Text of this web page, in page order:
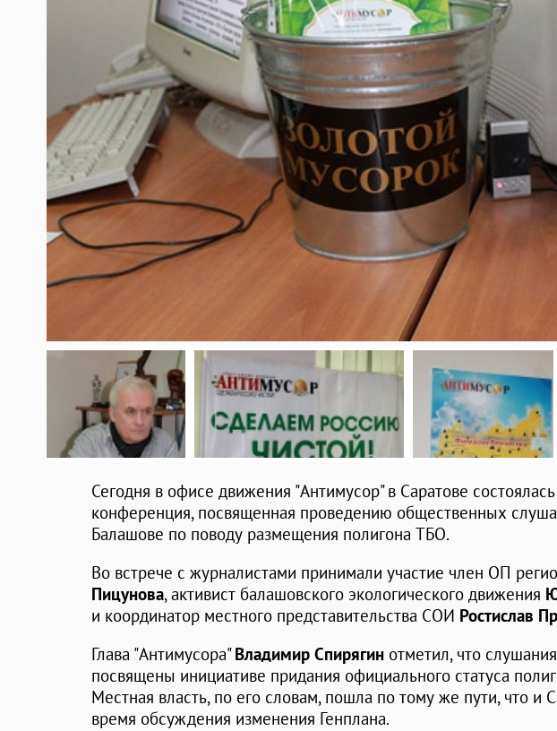
Сегодня в офисе движения "Антимусор" в Саратове
конференция, посвященная проведению общественных
Балашове по поводу размещения полигона ТБО.
Во встрече с журналистами принимали участие член ОП
Пицунова, активист балашовского экологического движения
и координатор местного представительства СОИ Ростислав
Глава "Антимусора"Владимир Спирягин отметил, что
посвящены инициативе придания официального статуса
Местная власть, по его словам, пошла по тому же пути, что и
время обсуждения изменения Генплана.